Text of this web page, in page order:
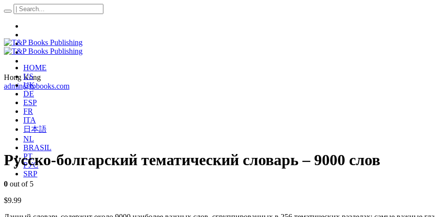
Hong Kong
admin@tpbooks.com
HOME
US
UK
DE
ESP
FR
ITA
日本語
NL
BRASIL
PT
РУС
SRP
Русско-болгарский тематический словарь – 9000 слов
0 out of 5
$9.99